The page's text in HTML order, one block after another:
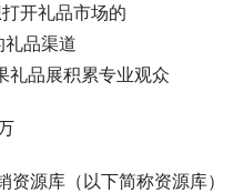
开礼品市场的
品渠道
品展积累专业观众
源库（以下简称资源库）